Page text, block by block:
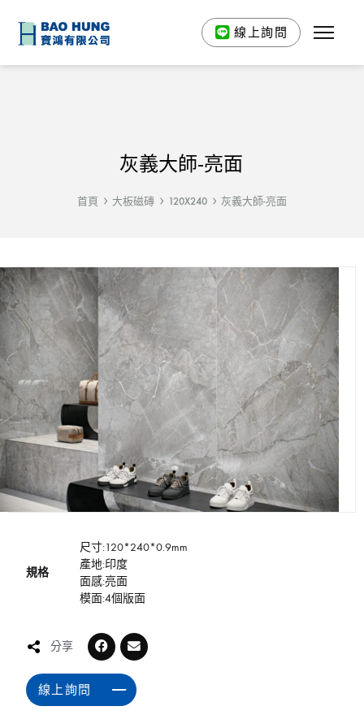
線上詢問
灰義大師-亮面
首頁 大板磁磚 120X240 灰義大師-亮面
規格
尺寸:120*240*0.9mm
產地:印度
面感:亮面
模面:4個版面
分享
線上詢問